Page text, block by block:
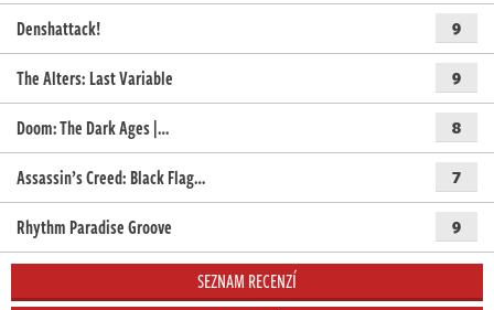
Denshattack! 9
The Alters: Last Variable 9
Doom: The Dark Ages |… 8
Assassin’s Creed: Black Flag… 7
Rhythm Paradise Groove 9
SEZNAM RECENZÍ